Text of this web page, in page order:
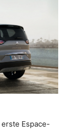
erste Espace-